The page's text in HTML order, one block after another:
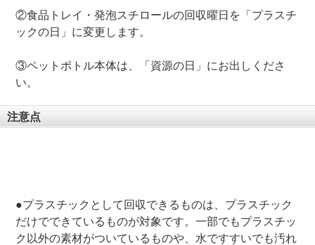
②食品トレイ・発泡スチロールの回収曜日を「プラスチ
ックの日」に変更します。
③ペットボトル本体は、「資源の日」にお出しくださ
い。
注意点
●プラスチックとして回収できるものは、プラスチック
だけでできているものが対象です。一部でもプラスチッ
ク以外の素材がついているものや、水ですすいでも汚れ